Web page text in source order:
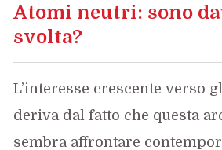
Atomi neutri: sono
svolta?
L’interesse crescente verso
deriva dal fatto che questa
sembra affrontare